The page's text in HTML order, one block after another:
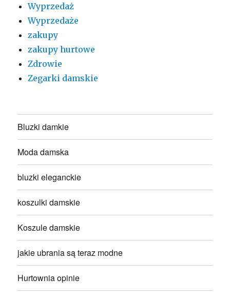
Wyprzedaż
Wyprzedaże
zakupy
zakupy hurtowe
Zdrowie
Zegarki damskie
Bluzki damkie
Moda damska
bluzki eleganckie
koszulki damskie
Koszule damskie
jakie ubrania są teraz modne
Hurtownia opinie